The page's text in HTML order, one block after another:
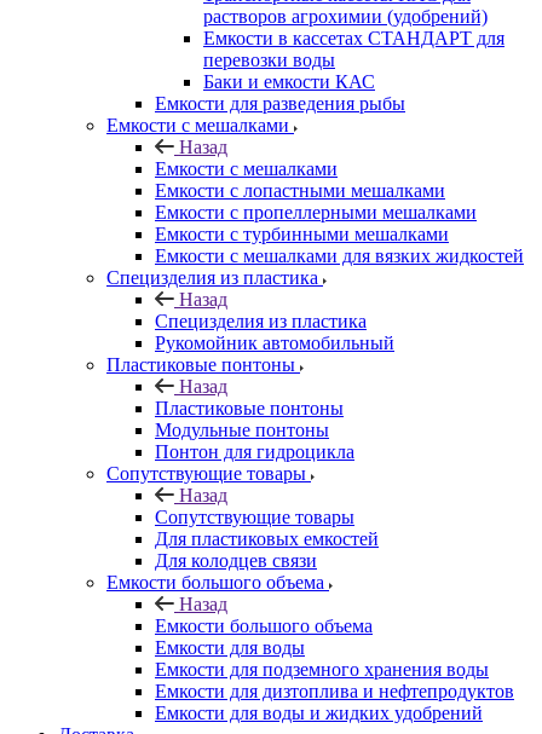
растворов агрохимии (удобрений)
Емкости в кассетах СТАНДАРТ для
перевозки воды
Баки и емкости КАС
Емкости для разведения рыбы
Емкости с мешалками
Назад
Емкости с мешалками
Емкости с лопастными мешалками
Емкости с пропеллерными мешалками
Емкости с турбинными мешалками
Емкости с мешалками для вязких жидкостей
Специзделия из пластика
Назад
Специзделия из пластика
Рукомойник автомобильный
Пластиковые понтоны
Назад
Пластиковые понтоны
Модульные понтоны
Понтон для гидроцикла
Сопутствующие товары
Назад
Сопутствующие товары
Для пластиковых емкостей
Для колодцев связи
Емкости большого объема
Назад
Емкости большого объема
Емкости для воды
Емкости для подземного хранения воды
Емкости для дизтоплива и нефтепродуктов
Емкости для воды и жидких удобрений